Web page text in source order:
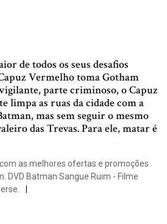
de todos os seus desafios
Vermelho toma Gotham
parte criminoso, o Capuz
limpa as ruas da cidade com a
mas sem seguir o mesmo
das Trevas. Para ele, matar é
as melhores ofertas e promoções
DVD Batman Sangue Ruim - Filme